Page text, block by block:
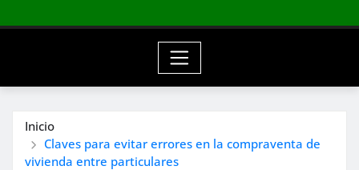
Inicio
Claves para evitar errores en la compraventa de
vivienda entre particulares